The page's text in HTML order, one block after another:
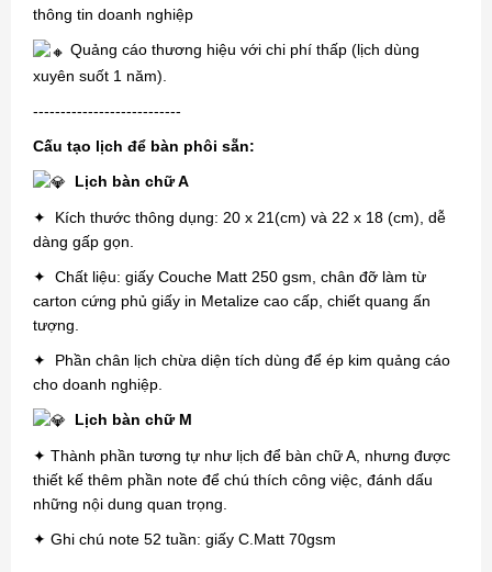
thông tin doanh nghiệp
Quảng cáo thương hiệu với chi phí thấp (lịch dùng
xuyên suốt 1 năm).
---------------------------
Cấu tạo lịch để bàn phôi sẵn:
Lịch bàn chữ A
✦ Kích thước thông dụng: 20 x 21(cm) và 22 x 18 (cm), dễ
dàng gấp gọn.
✦ Chất liệu: giấy Couche Matt 250 gsm, chân đỡ làm từ
carton cứng phủ giấy in Metalize cao cấp, chiết quang ấn
tượng.
✦ Phần chân lịch chừa diện tích dùng để ép kim quảng cáo
cho doanh nghiệp.
Lịch bàn chữ M
✦ Thành phần tương tự như lịch để bàn chữ A, nhưng được
thiết kế thêm phần note để chú thích công việc, đánh dấu
những nội dung quan trọng.
✦ Ghi chú note 52 tuần: giấy C.Matt 70gsm